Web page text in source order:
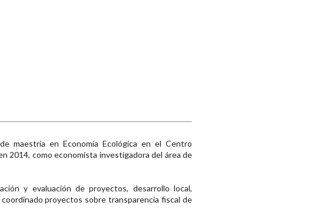
maestría en Economía Ecológica en el Centro
2014, como economista investigadora del área de
y evaluación de proyectos, desarrollo local,
proyectos sobre transparencia fiscal de